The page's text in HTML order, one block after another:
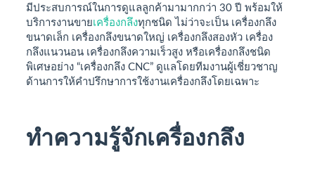
มีประสบการณ์ในการดูแลลูกค้ามามากกว่า 30 ปี พร้อมให้
บริการงานขายเครื่องกลึงทุกชนิด ไม่ว่าจะเป็น เครื่องกลึง
ขนาดเล็ก เครื่องกลึงขนาดใหญ่ เครื่องกลึงสองหัว เครื่อง
กลึงแนวนอน เครื่องกลึงความเร็วสูง หรือเครื่องกลึงชนิด
พิเศษอย่าง “เครื่องกลึง CNC” ดูแลโดยทีมงานผู้เชี่ยวชาญ
ด้านการให้คำปรึกษาการใช้งานเครื่องกลึงโดยเฉพาะ
ทำความรู้จักเครื่องกลึง